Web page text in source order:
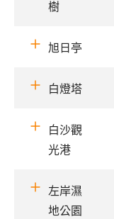
樹
旭日亭
白燈塔
白沙觀
光港
左岸濕
地公園